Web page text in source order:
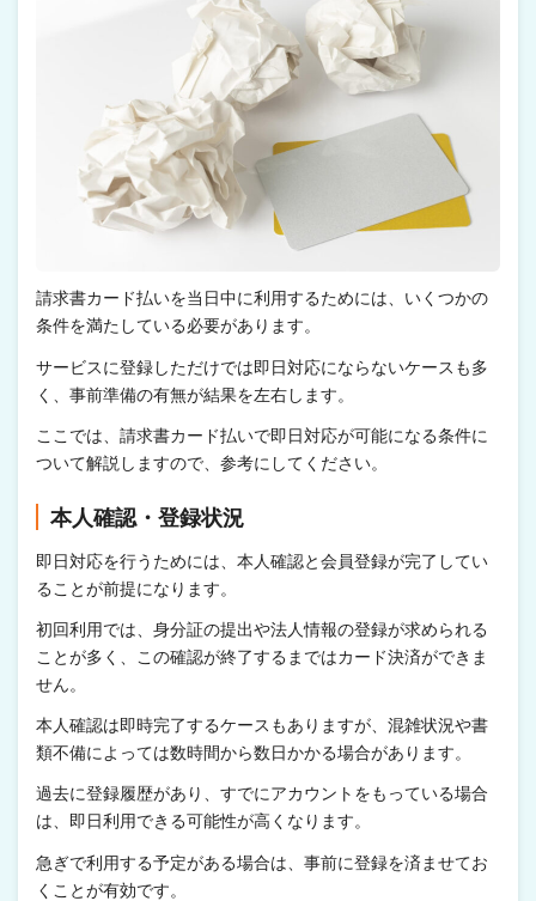
請求書カード払いを当日中に利用するためには、いくつかの
条件を満たしている必要があります。
サービスに登録しただけでは即日対応にならないケースも多
く、事前準備の有無が結果を左右します。
ここでは、請求書カード払いで即日対応が可能になる条件に
ついて解説しますので、参考にしてください。
本人確認・登録状況
即日対応を行うためには、本人確認と会員登録が完了してい
ることが前提になります。
初回利用では、身分証の提出や法人情報の登録が求められる
ことが多く、この確認が終了するまではカード決済ができま
せん。
本人確認は即時完了するケースもありますが、混雑状況や書
類不備によっては数時間から数日かかる場合があります。
過去に登録履歴があり、すでにアカウントをもっている場合
は、即日利用できる可能性が高くなります。
急ぎで利用する予定がある場合は、事前に登録を済ませてお
くことが有効です。